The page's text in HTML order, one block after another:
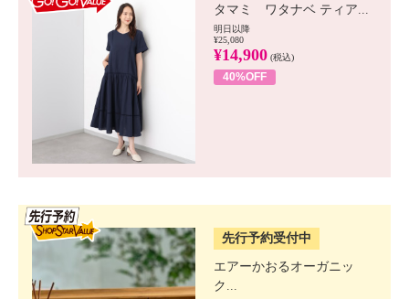
タマミ ワタナベ ティア...
明日以降
¥25,080
¥14,900 (税込)
40%OFF
先行予約受付中
エアーかおるオーガニッ
ク...